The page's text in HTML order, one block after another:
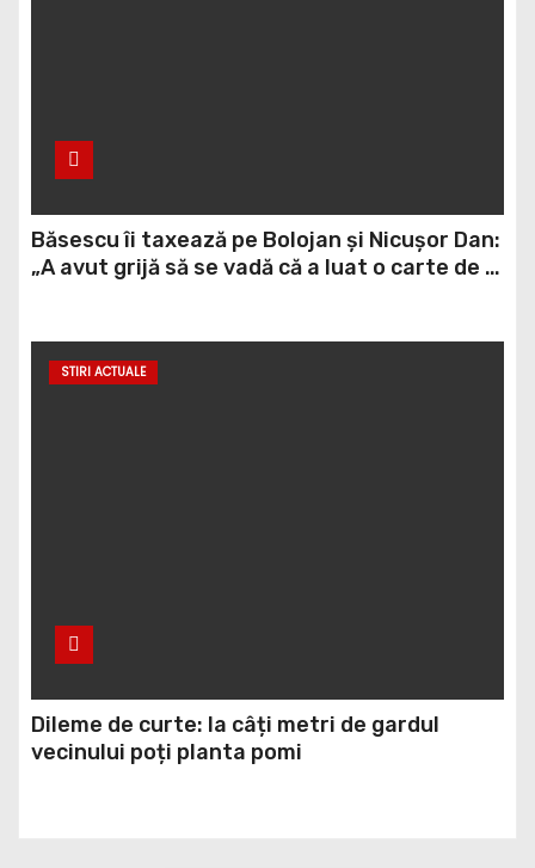
Băsescu îi taxează pe Bolojan și Nicușor Dan:
„A avut grijă să se vadă că a luat o carte de la
STIRI ACTUALE
Dileme de curte: la câți metri de gardul
vecinului poți planta pomi